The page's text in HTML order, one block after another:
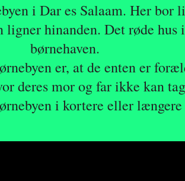
i Dar es Salaam. Her bor
ligner hinanden. Det røde hus
børnehaven.
er, at de enten er
deres mor og far ikke kan
i kortere eller